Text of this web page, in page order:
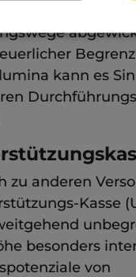
über
kann es
zu anderen
Kasse
besonders
von